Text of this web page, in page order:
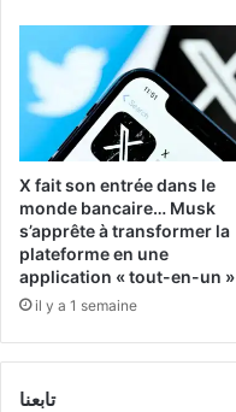
X fait son entrée dans le
monde bancaire… Musk
s’apprête à transformer la
plateforme en une
application « tout-en-un »
il y a 1 semaine
تابعنا